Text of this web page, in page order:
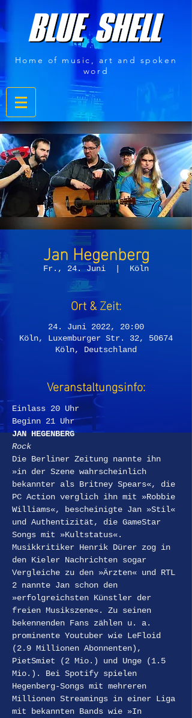
Home of music, art and spoken
word
Jan Hegenberg
Fr., 24. Juni Köln
Ort & Zeit:
24. Juni 2022, 20:00
Köln, Luxemburger Str. 32, 50674
Köln, Deutschland
Veranstaltungsinfo:
Einlass 20 Uhr
Beginn 21 Uhr
JAN HEGENBERG
Rock
Die Berliner Zeitung nannte ihn
»in der Szene wahrscheinlich
bekannter als Britney Spears«, die
PC Action verglich ihn mit »Robbie
Williams«, bescheinigte Jan »Stil«
und Authentizität, die GameStar
Songs mit »Kultstatus«.
Musikkritiker Henrik Dürer zog in
den Kieler Nachrichten sogar
Vergleiche zu den »Ärzten« und RTL
2 nannte Jan schon den
»erfolgreichsten Künstler der
freien Musikszene«. Zu seinen
bekennenden Fans zählen u. a.
prominente Youtuber wie LeFloid
(2.9 Millionen Abonnenten),
PietSmiet (2 Mio.) und Unge (1.5
Mio.). Bei Spotify spielen
Hegenberg-Songs mit mehreren
Millionen Streamings in einer Liga
mit bekannten Bands wie »In